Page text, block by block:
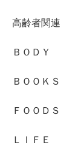
高齢者関連
ＢＯＤＹ
ＢＯＯＫＳ
ＦＯＯＤＳ
ＬＩＦＥ